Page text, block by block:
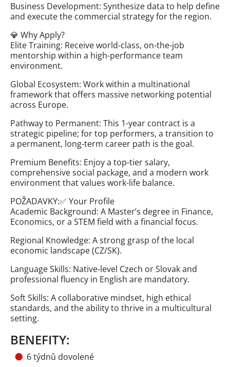
Business Development: Synthesize data to help define
and execute the commercial strategy for the region.
💎 Why Apply?
Elite Training: Receive world-class, on-the-job
mentorship within a high-performance team
environment.
Global Ecosystem: Work within a multinational
framework that offers massive networking potential
across Europe.
Pathway to Permanent: This 1-year contract is a
strategic pipeline; for top performers, a transition to
a permanent, long-term career path is the goal.
Premium Benefits: Enjoy a top-tier salary,
comprehensive social package, and a modern work
environment that values work-life balance.
POŽADAVKY:✅ Your Profile
Academic Background: A Master’s degree in Finance,
Economics, or a STEM field with a financial focus.
Regional Knowledge: A strong grasp of the local
economic landscape (CZ/SK).
Language Skills: Native-level Czech or Slovak and
professional fluency in English are mandatory.
Soft Skills: A collaborative mindset, high ethical
standards, and the ability to thrive in a multicultural
setting.
BENEFITY:
6 týdnů dovolené